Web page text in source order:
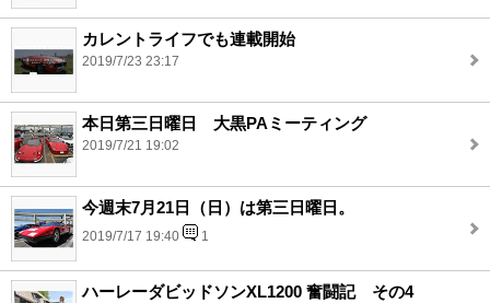
カレントライフでも連載開始
2019/7/23 23:17
本日第三日曜日 大黒PAミーティング
2019/7/21 19:02
今週末7月21日（日）は第三日曜日。
2019/7/17 19:40 1
ハーレーダビッドソンXL1200 奮闘記 その4